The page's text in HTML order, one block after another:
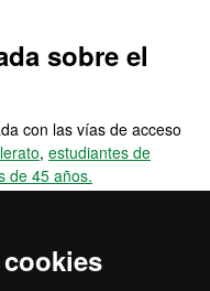
sobre el
con las vías de acceso
, estudiantes de
de 45 años.
universitarios